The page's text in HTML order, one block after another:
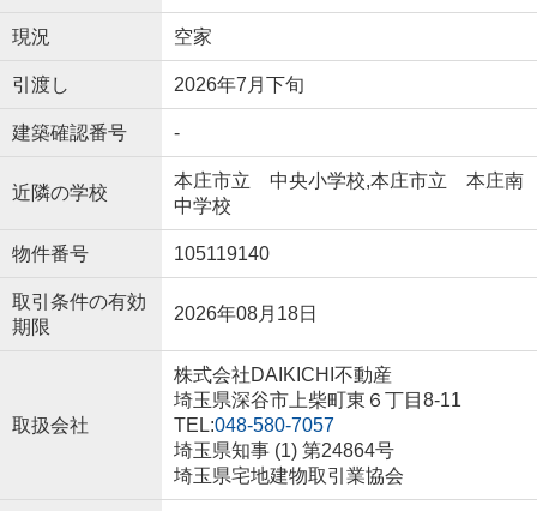
現況 空家
引渡し 2026年7月下旬
建築確認番号 -
近隣の学校
本庄市立 中央小学校,本庄市立 本庄南
中学校
物件番号 105119140
取引条件の有効
期限
2026年08月18日
取扱会社
株式会社DAIKICHI不動産
埼玉県深谷市上柴町東６丁目8-11
TEL:048-580-7057
埼玉県知事 (1) 第24864号
埼玉県宅地建物取引業協会